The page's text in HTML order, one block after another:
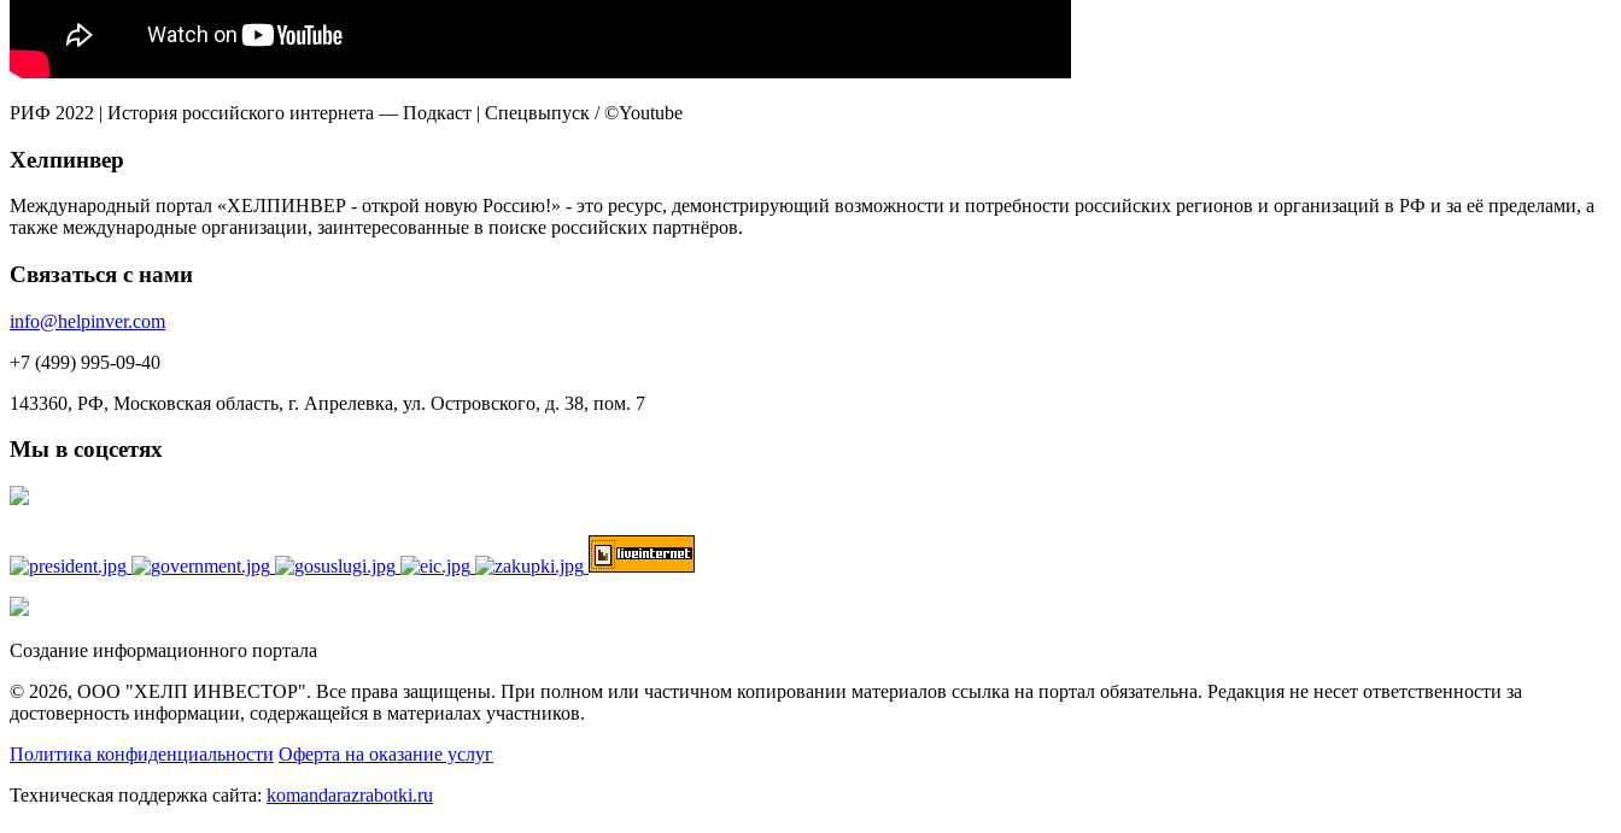
РИФ 2022 | История российского интернета — Подкаст | Спецвыпуск / ©Youtube
Хелпинвер
Международный портал «ХЕЛПИНВЕР - открой новую Россию!» - это ресурс, демонстрирующий возможности и потребности российских регионов и организаций в РФ и за её пределами, а
также международные организации, заинтересованные в поиске российских партнёров.
Связаться с нами
info@helpinver.com
+7 (499) 995-09-40
143360, РФ, Московская область, г. Апрелевка, ул. Островского, д. 38, пом. 7
Мы в соцсетях
Создание информационного портала
© 2026, ООО "ХЕЛП ИНВЕСТОР". Все права защищены. При полном или частичном копировании материалов ссылка на портал обязательна. Редакция не несет ответственности за
достоверность информации, содержащейся в материалах участников.
Политика конфиденциальности Оферта на оказание услуг
Техническая поддержка сайта: komandarazrabotki.ru